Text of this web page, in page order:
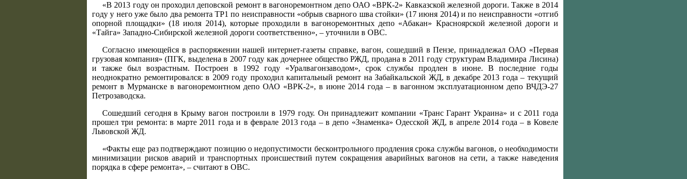
«В 2013 году он проходил деповской ремонт в вагоноремонтном депо ОАО «ВРК-2» Кавказской железной дороги. Также в 2014
году у него уже было два ремонта ТР1 по неисправности «обрыв сварного шва стойки» (17 июня 2014) и по неисправности «отгиб
опорной площадки» (18 июля 2014), которые проходили в вагоноремонтных депо «Абакан» Красноярской железной дороги и
«Тайга» Западно-Сибирской железной дороги соответственно», – уточнили в ОВС.
Согласно имеющейся в распоряжении нашей интернет-газеты справке, вагон, сошедший в Пензе, принадлежал ОАО «Первая
грузовая компания» (ПГК, выделена в 2007 году как дочернее общество РЖД, продана в 2011 году структурам Владимира Лисина)
и также был возрастным. Построен в 1992 году «Уралвагонзаводом», срок службы продлен в июне. В последние годы
неоднократно ремонтировался: в 2009 году проходил капитальный ремонт на Забайкальской ЖД, в декабре 2013 года – текущий
ремонт в Мурманске в вагоноремонтном депо ОАО «ВРК-2», в июне 2014 года – в вагонном эксплуатационном депо ВЧДЭ-27
Петрозаводска.
Сошедший сегодня в Крыму вагон построили в 1979 году. Он принадлежит компании «Транс Гарант Украина» и с 2011 года
прошел три ремонта: в марте 2011 года и в феврале 2013 года – в депо «Знаменка» Одесской ЖД, в апреле 2014 года – в Ковеле
Львовской ЖД.
«Факты еще раз подтверждают позицию о недопустимости бесконтрольного продления срока службы вагонов, о необходимости
минимизации рисков аварий и транспортных происшествий путем сокращения аварийных вагонов на сети, а также наведения
порядка в сфере ремонта», – считают в ОВС.